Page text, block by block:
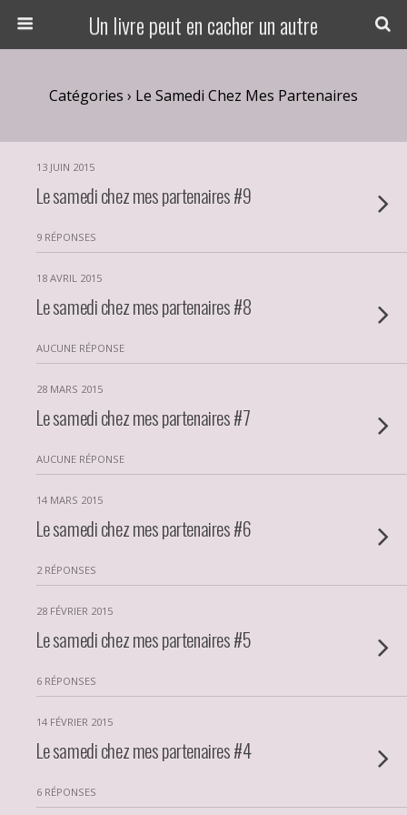
Un livre peut en cacher un autre
Catégories › Le Samedi Chez Mes Partenaires
13 JUIN 2015
Le samedi chez mes partenaires #9
9 RÉPONSES
18 AVRIL 2015
Le samedi chez mes partenaires #8
AUCUNE RÉPONSE
28 MARS 2015
Le samedi chez mes partenaires #7
AUCUNE RÉPONSE
14 MARS 2015
Le samedi chez mes partenaires #6
2 RÉPONSES
28 FÉVRIER 2015
Le samedi chez mes partenaires #5
6 RÉPONSES
14 FÉVRIER 2015
Le samedi chez mes partenaires #4
6 RÉPONSES